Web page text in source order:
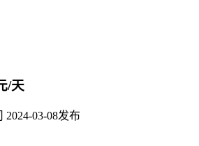
/天
2024-03-08发布